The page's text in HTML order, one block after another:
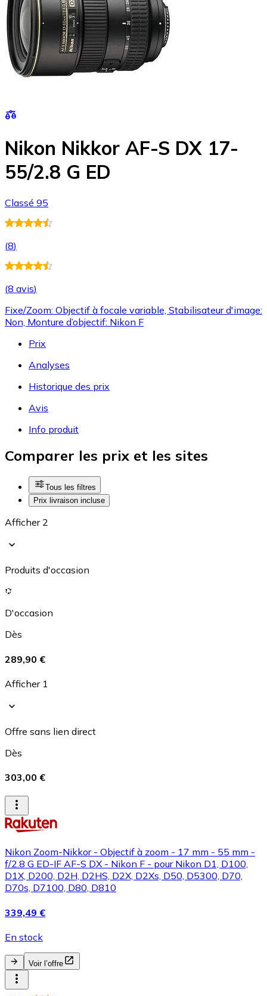
Nikon Nikkor AF-S DX 17-
55/2.8 G ED
Classé 95
(8)
(8 avis)
Fixe/Zoom: Objectif à focale variable, Stabilisateur d'image:
Non, Monture d’objectif: Nikon F
Prix
Analyses
Historique des prix
Avis
Info produit
Comparer les prix et les sites
Tous les filtres
Prix livraison incluse
Afficher 2
Produits d'occasion
D'occasion
Dès
289,90 €
Afficher 1
Offre sans lien direct
Dès
303,00 €
Nikon Zoom-Nikkor - Objectif à zoom - 17 mm - 55 mm -
f/2.8 G ED-IF AF-S DX - Nikon F - pour Nikon D1, D100,
D1X, D200, D2H, D2HS, D2X, D2Xs, D50, D5300, D70,
D70s, D7100, D80, D810
339,49 €
En stock
Voir l’offre